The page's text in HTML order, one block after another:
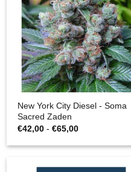
New York City Diesel - Soma
Sacred Zaden
€42,00 - €65,00Prijsklasse:
tot